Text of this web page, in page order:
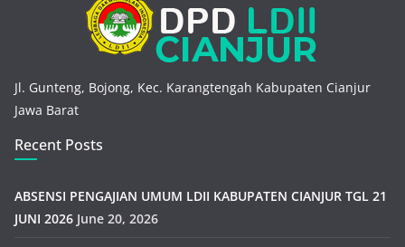
Jl. Gunteng, Bojong, Kec. Karangtengah Kabupaten Cianjur
Jawa Barat
Recent Posts
ABSENSI PENGAJIAN UMUM LDII KABUPATEN CIANJUR TGL 21
JUNI 2026 June 20, 2026